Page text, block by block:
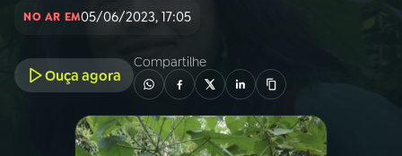
NO AR EM05/06/2023, 17:05
Ouça agora
Compartilhe